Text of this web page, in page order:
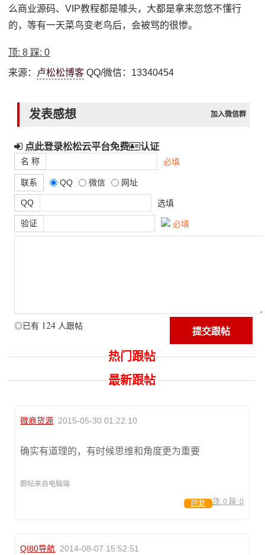
么商业源码、VIP教程都是噱头，大都是拿来忽悠不懂行
的，等有一天菜鸟变老鸟后，会被骂的很惨。
顶:8 踩:0
来源： 卢松松博客 QQ/微信：13340454
发表感想 加入微信群
点此登录松松云平台免费 认证
名 称 必填
联系 QQ 微信 网址
QQ 选填
验证 必填
◎已有 124 人跟帖
热门跟帖
最新跟帖
微商货源 2015-05-30 01:22:10
确实有道理的，有时候思维和角度更为重要
跟帖来自电脑端
顶: 0 踩: 0
回复
QI80导航 2014-08-07 15:52:51